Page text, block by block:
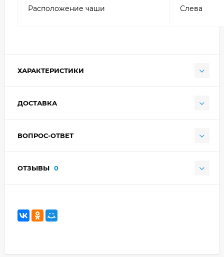
Расположение чаши Слева
ХАРАКТЕРИСТИКИ
ДОСТАВКА
ВОПРОС-ОТВЕТ
ОТЗЫВЫ 0